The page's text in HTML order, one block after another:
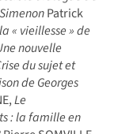
Patrick
« vieillesse » de
nouvelle
du sujet et
de Georges
Le
: la famille en